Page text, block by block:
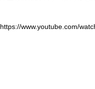
https://www.youtube.com/